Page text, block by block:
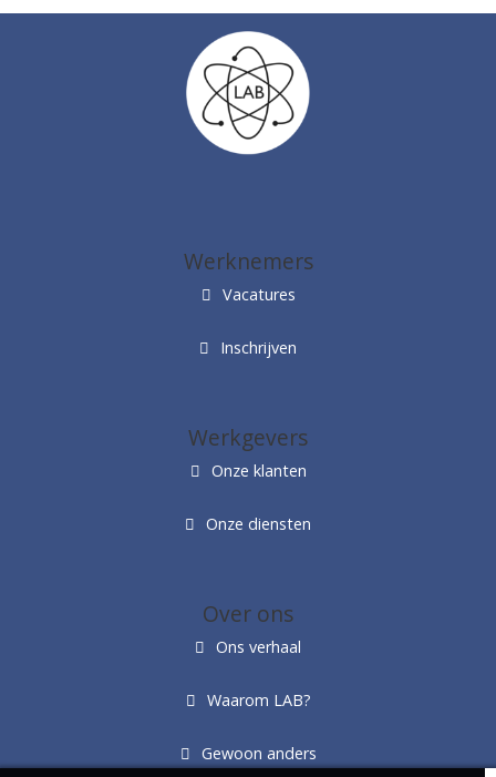
Werknemers
Vacatures
Inschrijven
Werkgevers
Onze klanten
Onze diensten
Over ons
Ons verhaal
Waarom LAB?
Gewoon anders